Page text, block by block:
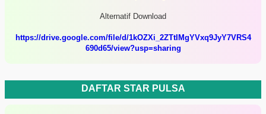
Alternatif Download
https://drive.google.com/file/d/1kOZXi_2ZTtIMgYVxq9JyY7VRS4
690d65/view?usp=sharing
DAFTAR STAR PULSA